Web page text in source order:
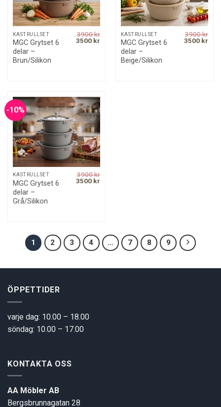
KASTRULLSET
MGC Grytset 6
delar –
Brun/Silikon
3900kr
Original
3500 kr Current
3500 kr.
KASTRULLSET
MGC Grytset 6
delar –
Beige/Silikon
3900kr
Original
3500 kr
-10%
KASTRULLSET
MGC Grytset 6
delar –
Grå/Silikon
3900kr
Original
3500 kr
1 2 3 4 … 7 8 9
ÖPPETTIDER
varje dag: 10.00 – 18.00
söndag: 10.00 – 17.00
KONTAKTA OSS
AA Möbler AB
Bergsbrunnagatan 28